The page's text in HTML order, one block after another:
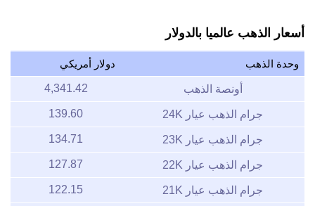
أسعار الذهب عالميا بالدولار
وحدة الذهب دولار أمريكي
أونصة الذهب 4,341.42
جرام الذهب عيار 24K 139.60
جرام الذهب عيار 23K 134.71
جرام الذهب عيار 22K 127.87
جرام الذهب عيار 21K 122.15